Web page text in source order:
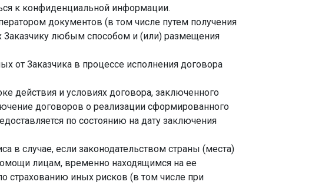
к конфиденциальной информации.
документов (в том числе путем получения
Заказчику любым способом и (или) размещения
от Заказчика в процессе исполнения договора
действия и условиях договора, заключенного
договоров о реализации сформированного
по состоянию на дату заключения
в случае, если законодательством страны (места)
лицам, временно находящимся на ее
страхованию иных рисков (в том числе при